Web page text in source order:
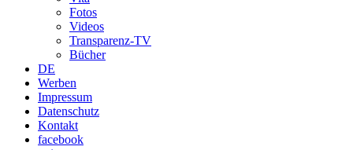
Fotos
Videos
Transparenz-TV
Bücher
DE
Werben
Impressum
Datenschutz
Kontakt
facebook